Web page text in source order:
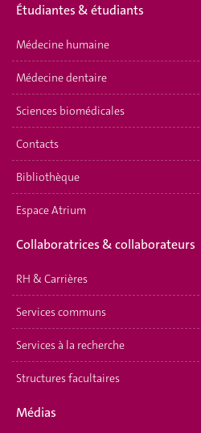
Étudiantes & étudiants
Médecine humaine
Médecine dentaire
Sciences biomédicales
Contacts
Bibliothèque
Espace Atrium
Collaboratrices & collaborateurs
RH & Carrières
Services communs
Services à la recherche
Structures facultaires
Médias